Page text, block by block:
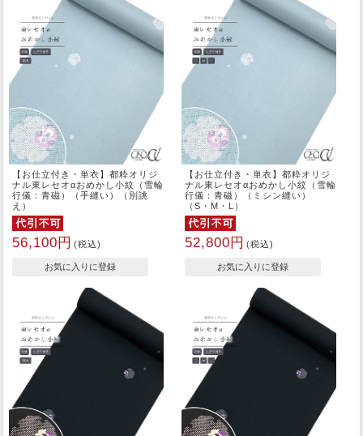
【お仕立付き・単衣】都粋オリジ
ナル東レセオαおめかし小紋（雪輪
行儀：青磁）（手縫い）（別誂
え）
56,100円 (税込)
【お仕立付き・単衣】都粋オリジ
ナル東レセオαおめかし小紋（雪輪
行儀：青磁）（ミシン縫い）
（S・M・L）
52,800円 (税込)